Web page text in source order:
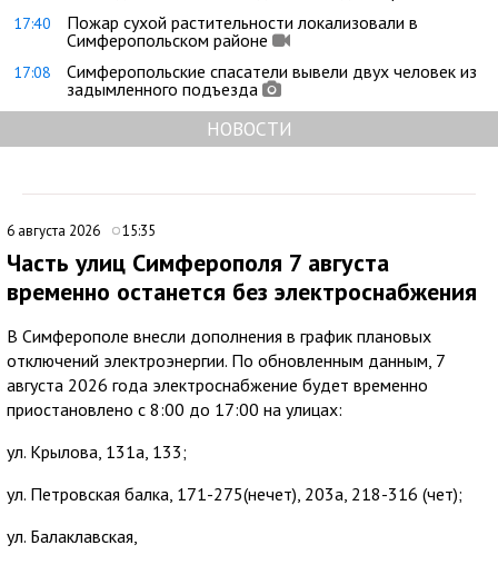
17:40
Пожар сухой растительности локализовали в
Симферопольском районе
17:08
Симферопольские спасатели вывели двух человек из
задымленного подъезда
НОВОСТИ
6 августа 2026 15:35
Часть улиц Симферополя 7 августа
временно останется без электроснабжения
В Симферополе внесли дополнения в график плановых
отключений электроэнергии. По обновленным данным, 7
августа 2026 года электроснабжение будет временно
приостановлено с 8:00 до 17:00 на улицах:
ул. Крылова, 131а, 133;
ул. Петровская балка, 171-275(нечет), 203а, 218-316 (чет);
ул. Балаклавская,